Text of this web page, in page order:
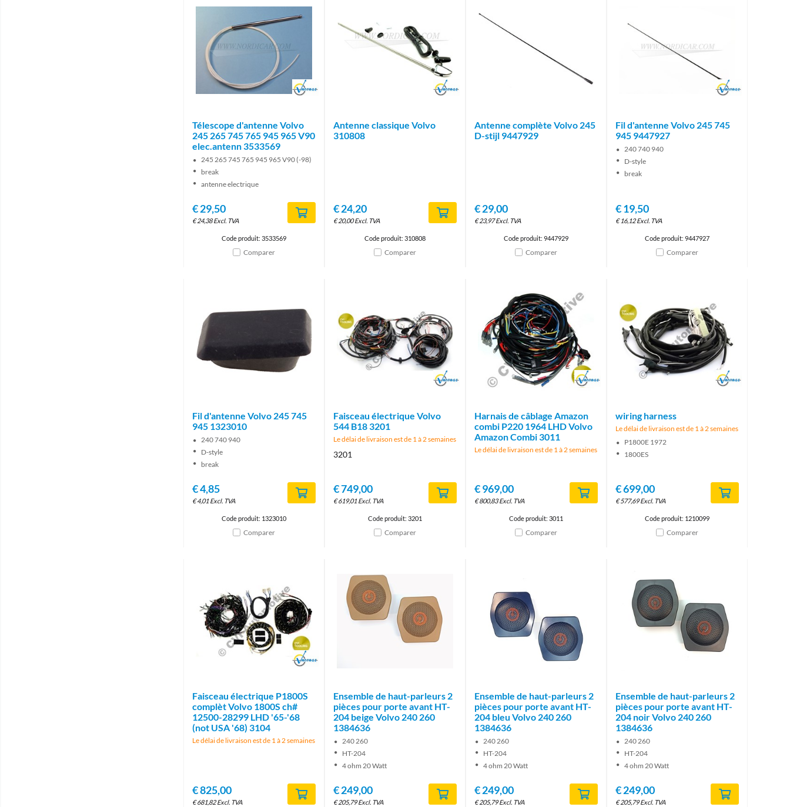
Brand
Télescope d'antenne Volvo
245 265 745 765 945 965 V90
elec.antenn 3533569
245 265 745 765 945 965 V90 (-98)
break
antenne electrique
€29,50
€24,38 Excl. TVA
Code produit: 3533569
Comparer
Brand
Antenne classique Volvo
310808
€24,20
€20,00 Excl. TVA
Code produit: 310808
Comparer
Antenne complète Volvo 245
D-stijl 9447929
€29,00
€23,97 Excl. TVA
Code produit: 9447929
Comparer
Brand
Fil d'antenne Volvo 245 745
945 9447927
240 740 940
D-style
break
€19,50
€16,12 Excl. TVA
Code produit: 9447927
Comparer
Fil d'antenne Volvo 245 745
945 1323010
240 740 940
D-style
break
€4,85
€4,01 Excl. TVA
Code produit: 1323010
Comparer
Brand
Faisceau électrique Volvo
544 B18 3201
Le délai de livraison est de 1 à 2 semaines
3201
€749,00
€619,01 Excl. TVA
Code produit: 3201
Comparer
Brand
Harnais de câblage Amazon
combi P220 1964 LHD Volvo
Amazon Combi 3011
Le délai de livraison est de 1 à 2 semaines
€969,00
€800,83 Excl. TVA
Code produit: 3011
Comparer
Brand
wiring harness
Le délai de livraison est de 1 à 2 semaines
P1800E 1972
1800ES
€699,00
€577,69 Excl. TVA
Code produit: 1210099
Comparer
Brand
Faisceau électrique P1800S
complèt Volvo 1800S ch#
12500-28299 LHD '65-'68
(not USA '68) 3104
Le délai de livraison est de 1 à 2 semaines
€825,00
€681,82 Excl. TVA
Ensemble de haut-parleurs 2
pièces pour porte avant HT-
204 beige Volvo 240 260
1384636
240 260
HT-204
4 ohm 20 Watt
€249,00
€205,79 Excl. TVA
Ensemble de haut-parleurs 2
pièces pour porte avant HT-
204 bleu Volvo 240 260
1384636
240 260
HT-204
4 ohm 20 Watt
€249,00
€205,79 Excl. TVA
Ensemble de haut-parleurs 2
pièces pour porte avant HT-
204 noir Volvo 240 260
1384636
240 260
HT-204
4 ohm 20 Watt
€249,00
€205,79 Excl. TVA